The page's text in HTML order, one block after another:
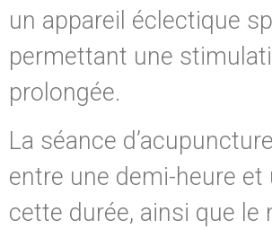
un appareil éclectique
permettant une
prolongée.
La séance
entre une demi-heure et
cette durée, ainsi que le